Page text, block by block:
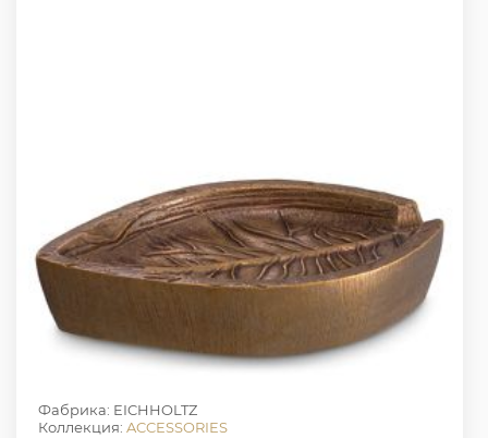
Фабрика: EICHHOLTZ
Коллекция: ACCESSORIES